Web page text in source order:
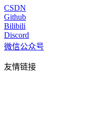
CSDN
Github
Bilibili
Discord
微信公众号
友情链接